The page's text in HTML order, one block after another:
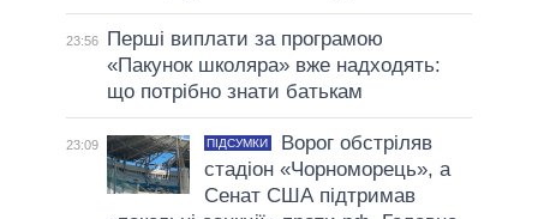
23:56
Перші виплати за програмою
«Пакунок школяра» вже надходять:
що потрібно знати батькам
23:09 ПІДСУМКИ
Ворог обстріляв
стадіон «Чорноморець», а
Сенат США підтримав